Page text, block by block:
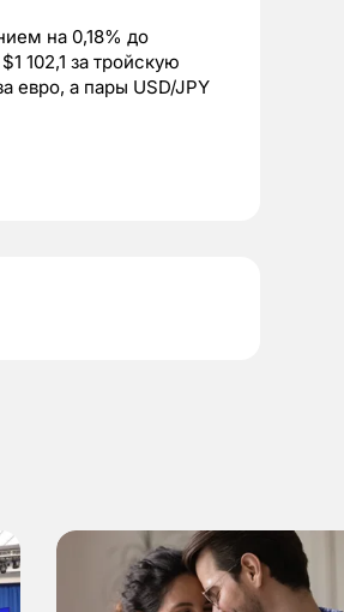
на 0,18% до
102,1 за тройскую
евро, а пары USD/JPY